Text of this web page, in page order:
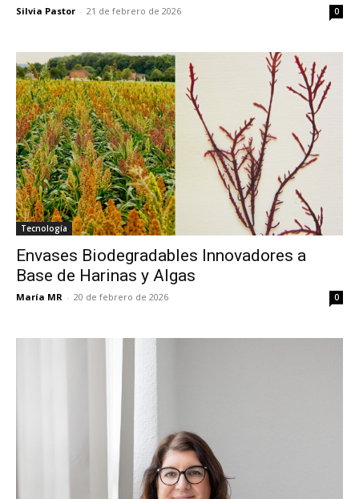
Silvia Pastor - 21 de febrero de 2026 0
Tecnología
Envases Biodegradables Innovadores a
Base de Harinas y Algas
María MR - 20 de febrero de 2026 0